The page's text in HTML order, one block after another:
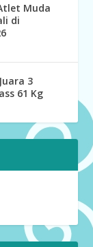
Muda
di
3
61 Kg